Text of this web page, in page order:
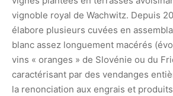
vignoble royal de Wachwitz. Depuis
élabore plusieurs cuvées en
blanc assez longuement macérés
vins « oranges » de Slovénie ou du
caractérisant par des vendanges
la renonciation aux engrais et